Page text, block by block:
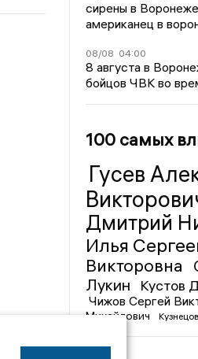
сирены в
американец в
08/08 04:00
8 августа в
бойцов ЧВК во
100 самых
Гусев
Дмитрий
Илья
Викторовна
Лукин
Кустов
Чижов Сергей
Михайлович